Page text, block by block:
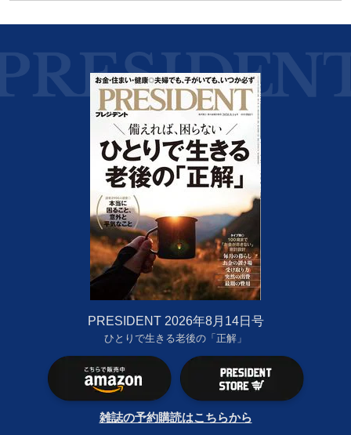
PRESIDENT 2026年8月14日号
ひとりで生きる老後の「正解」
雑誌の予約購読はこちらから